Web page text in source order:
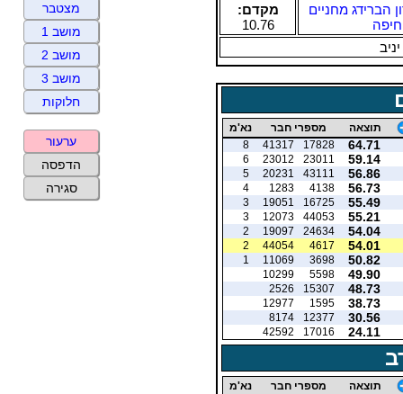
הברידג מחניים
חיפה
מקדם:
10.76
תוצאה מספרי חבר נא'מ
64.71
17828
41317
8
59.14
23011
23012
6
56.86
43111
20231
5
56.73
4138
1283
4
55.49
16725
19051
3
55.21
44053
12073
3
54.04
24634
19097
2
54.01
4617
44054
2
50.82
3698
11069
1
49.90
5598
10299
48.73
15307
2526
38.73
1595
12977
30.56
12377
8174
24.11
17016
42592
תוצאה מספרי חבר נא'מ
מצטבר
מושב 1
מושב 2
מושב 3
חלוקות
ערעור
הדפסה
סגירה